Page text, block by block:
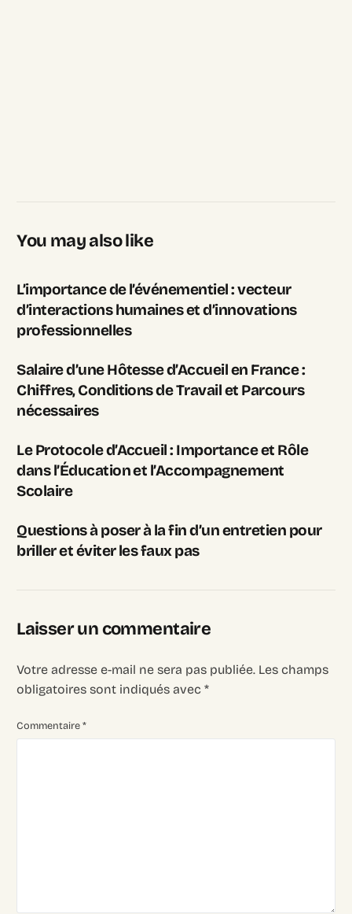
You may also like
L’importance de l’événementiel : vecteur
d’interactions humaines et d’innovations
professionnelles
Salaire d’une Hôtesse d’Accueil en France :
Chiffres, Conditions de Travail et Parcours
nécessaires
Le Protocole d’Accueil : Importance et Rôle
dans l’Éducation et l’Accompagnement
Scolaire
Questions à poser à la fin d’un entretien pour
briller et éviter les faux pas
Laisser un commentaire
Votre adresse e-mail ne sera pas publiée. Les champs
obligatoires sont indiqués avec*
Commentaire*